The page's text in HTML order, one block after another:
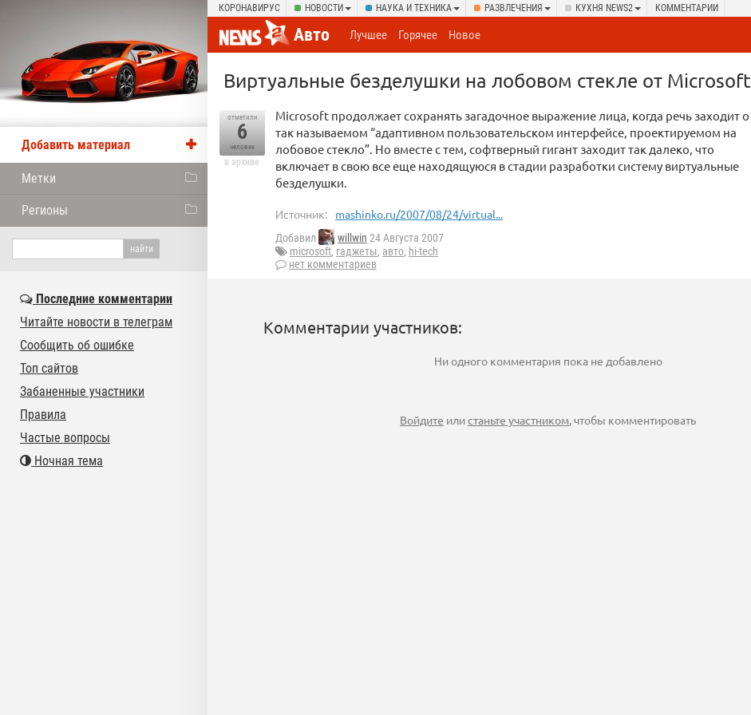
КОРОНАВИРУС НОВОСТИ НАУКА И ТЕХНИКА РАЗВЛЕЧЕНИЯ КУХНЯ NEWS2 КОММЕНТАРИИ
Авто Лучшее Горячее Новое
Виртуальные безделушки на лобовом стекле от Microsoft
отметили
6
человек
в архиве
Microsoft продолжает сохранять загадочное выражение лица, когда речь заходит о
так называемом “адаптивном пользовательском интерфейсе, проектируемом на
лобовое стекло”. Но вместе с тем, софтверный гигант заходит так далеко, что
включает в свою все еще находящуюся в стадии разработки систему виртуальные
безделушки.
Источник: mashinko.ru/2007/08/24/virtual...
Добавил willwin 24 Августа 2007
microsoft, гаджеты, авто, hi-tech
нет комментариев
Комментарии участников:
Ни одного комментария пока не добавлено
Войдите илистаньте участником, чтобы комментировать
Добавить материал
Метки
Регионы
Последние комментарии
Читайте новости в телеграм
Сообщить об ошибке
Топ сайтов
Забаненные участники
Правила
Частые вопросы
Ночная тема